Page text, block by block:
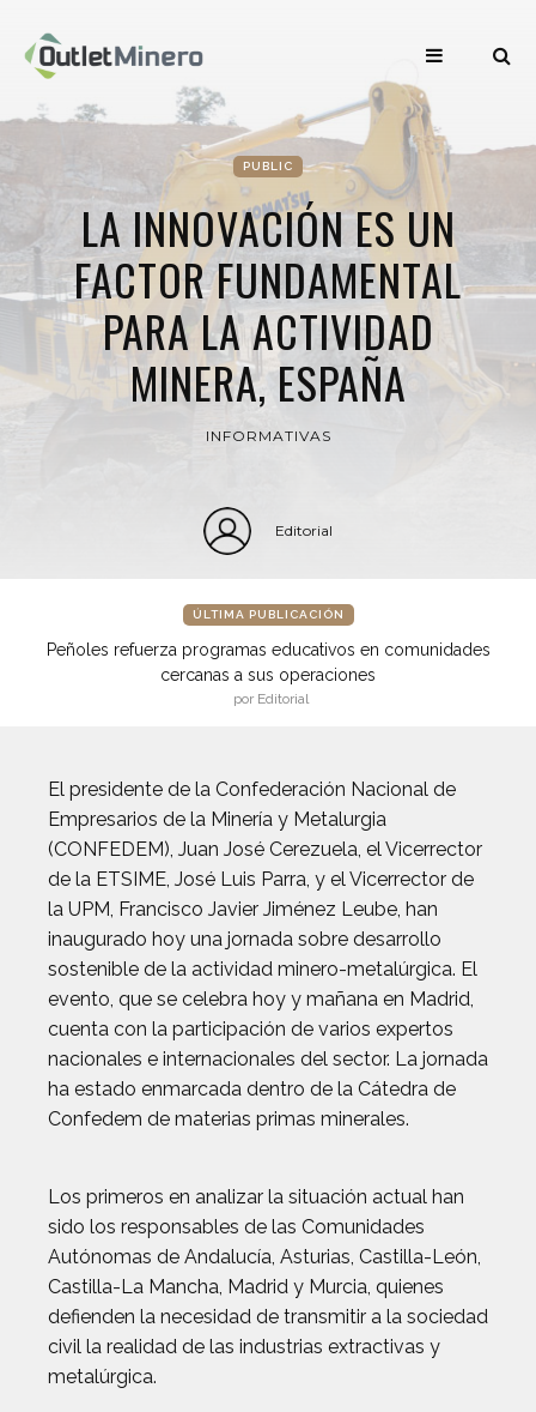
PUBLIC
LA INNOVACIÓN ES UN
FACTOR FUNDAMENTAL
PARA LA ACTIVIDAD
MINERA, ESPAÑA
INFORMATIVAS
Editorial
ÚLTIMA PUBLICACIÓN
Peñoles refuerza programas educativos en comunidades
cercanas a sus operaciones
por Editorial
El presidente de la Confederación Nacional de
Empresarios de la Minería y Metalurgia
(CONFEDEM), Juan José Cerezuela, el Vicerrector
de la ETSIME, José Luis Parra, y el Vicerrector de
la UPM, Francisco Javier Jiménez Leube, han
inaugurado hoy una jornada sobre desarrollo
sostenible de la actividad minero-metalúrgica. El
evento, que se celebra hoy y mañana en Madrid,
cuenta con la participación de varios expertos
nacionales e internacionales del sector. La jornada
ha estado enmarcada dentro de la Cátedra de
Confedem de materias primas minerales.
Los primeros en analizar la situación actual han
sido los responsables de las Comunidades
Autónomas de Andalucía, Asturias, Castilla-León,
Castilla-La Mancha, Madrid y Murcia, quienes
defienden la necesidad de transmitir a la sociedad
civil la realidad de las industrias extractivas y
metalúrgica.